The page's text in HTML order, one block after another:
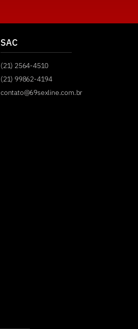
SAC
(21) 2564-4510
(21) 99862-4194
contato@69sexline.com.br